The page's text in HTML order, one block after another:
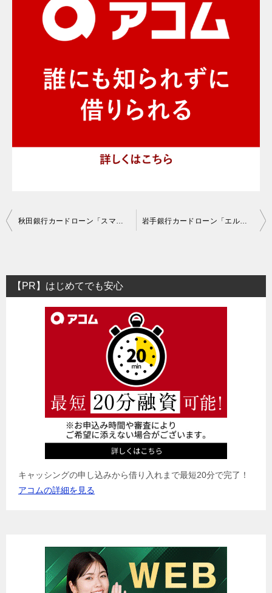
投
ビ
ゲ
秋田銀行カードローン「スマートネクスト」の口コミ評判・審査基準 岩手銀行カードローン「エルパス」の口コミ評判・審査基準
【PR】はじめてでも安心
キャッシングの申し込みから借り入れまで最短20分で完了！
アコムの詳細を見る